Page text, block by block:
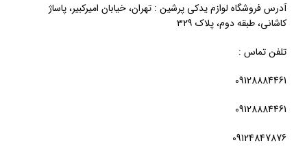
آدرس فروشگاه لوازم یدکی پرشین : تهران، خیابان امیرکبیر، پاساژ
کاشانی، طبقه دوم، پلاک ۳۲۹
تلفن تماس :
09128884461
09128884461
09124847876